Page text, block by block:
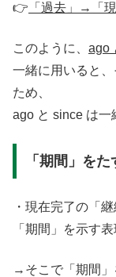
👉 「過去」→「現
このように、 ago
一緒に用いると
ため、
ago と since は一
「期間」を
・現在完了の「継
「期間」を示す
→そこで「期間」